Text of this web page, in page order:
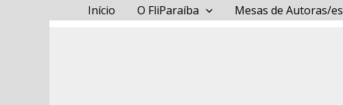
Início O FliParaíba Mesas de Autoras/es